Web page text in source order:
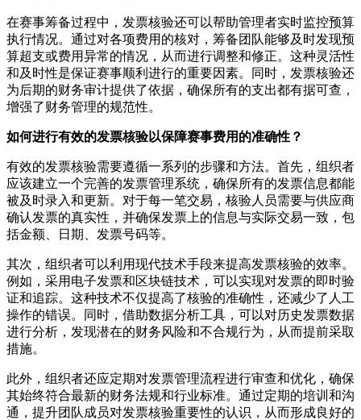
在赛事筹备过程中，发票核验还可以帮助管理者实时监控预算
执行情况。通过对各项费用的核对，筹备团队能够及时发现预
算超支或费用异常的情况，从而进行调整和修正。这种灵活性
和及时性是保证赛事顺利进行的重要因素。同时，发票核验还
为后期的财务审计提供了依据，确保所有的支出都有据可查，
增强了财务管理的规范性。
如何进行有效的发票核验以保障赛事费用的准确性？
有效的发票核验需要遵循一系列的步骤和方法。首先，组织者
应该建立一个完善的发票管理系统，确保所有的发票信息都能
被及时录入和更新。对于每一笔交易，核验人员需要与供应商
确认发票的真实性，并确保发票上的信息与实际交易一致，包
括金额、日期、发票号码等。
其次，组织者可以利用现代技术手段来提高发票核验的效率。
例如，采用电子发票和区块链技术，可以实现对发票的即时验
证和追踪。这种技术不仅提高了核验的准确性，还减少了人工
操作的错误。同时，借助数据分析工具，可以对历史发票数据
进行分析，发现潜在的财务风险和不合规行为，从而提前采取
措施。
此外，组织者还应定期对发票管理流程进行审查和优化，确保
其始终符合最新的财务法规和行业标准。通过定期的培训和沟
通，提升团队成员对发票核验重要性的认识，从而形成良好的